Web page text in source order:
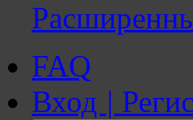
FAQ
Вход |